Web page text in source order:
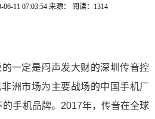
06-11 07:03:54 来源： 阅读：1314
一定是闷声发大财的深圳传音控
洲市场为主要战场的中国手机厂
手机品牌。2017年，传音在全球